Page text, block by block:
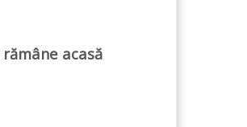
acasă